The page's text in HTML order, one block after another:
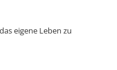
eigene Leben zu